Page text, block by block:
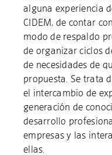
alguna experiencia
CIDEM, de contar
modo de respaldo
de organizar ciclos
de necesidades de
propuesta. Se trata
el intercambio de
generación de
desarrollo
empresas y las
ellas.